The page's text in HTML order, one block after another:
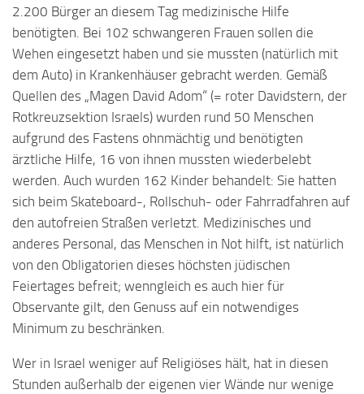
2.200 Bürger an diesem Tag medizinische Hilfe
benötigten. Bei 102 schwangeren Frauen sollen die
Wehen eingesetzt haben und sie mussten (natürlich mit
dem Auto) in Krankenhäuser gebracht werden. Gemäß
Quellen des „Magen David Adom“ (= roter Davidstern, der
Rotkreuzsektion Israels) wurden rund 50 Menschen
aufgrund des Fastens ohnmächtig und benötigten
ärztliche Hilfe, 16 von ihnen mussten wiederbelebt
werden. Auch wurden 162 Kinder behandelt: Sie hatten
sich beim Skateboard-, Rollschuh- oder Fahrradfahren auf
den autofreien Straßen verletzt. Medizinisches und
anderes Personal, das Menschen in Not hilft, ist natürlich
von den Obligatorien dieses höchsten jüdischen
Feiertages befreit; wenngleich es auch hier für
Observante gilt, den Genuss auf ein notwendiges
Minimum zu beschränken.
Wer in Israel weniger auf Religiöses hält, hat in diesen
Stunden außerhalb der eigenen vier Wände nur wenige